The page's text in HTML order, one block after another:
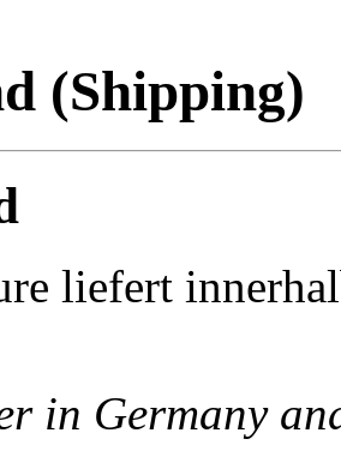
(Shipping)
liefert
in Germany